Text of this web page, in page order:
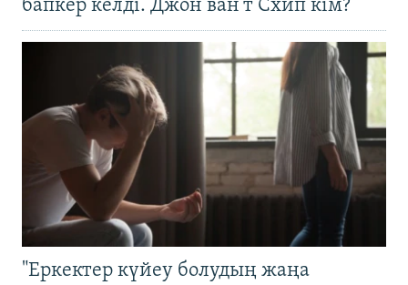
бапкер келді. Джон ван’т Схип кім?
"Еркектер күйеу болудың жаңа